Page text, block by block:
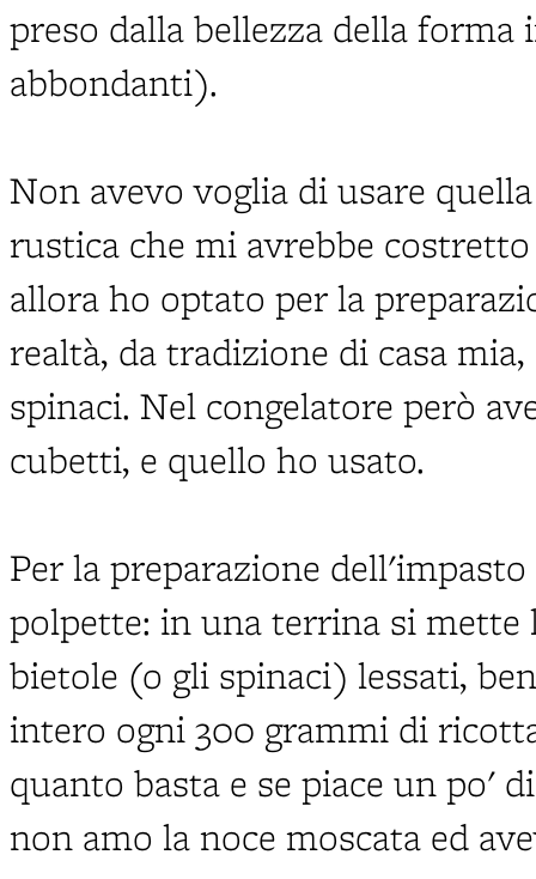
preso dalla bellezza della
abbondanti).
Non avevo voglia di usare
rustica che mi avrebbe
allora ho optato per la
realtà, da tradizione di casa
spinaci. Nel congelatore però
cubetti, e quello ho usato.
Per la preparazione
polpette: in una terrina si mette
bietole (o gli spinaci) lessati,
intero ogni 300 grammi di
quanto basta e se piace un po'
non amo la noce moscata ed